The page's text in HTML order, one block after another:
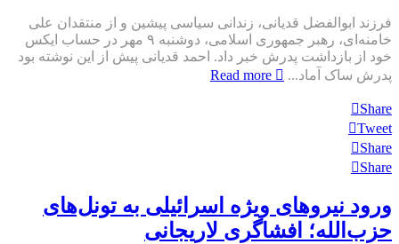
فرزند ابوالفضل قدیانی، زندانی سیاسی پیشین و از منتقدان علی
خامنه‌ای، رهبر جمهوری اسلامی، دوشنبه ۹ مهر در حساب ایکس
خود از بازداشت پدرش خبر داد. احمد قدیانی پیش از این نوشته بود
پدرش ساک آماد...
Read more
Share
Tweet
Share
Share
ورود نیروهای ویژه اسرائیلی به تونل‌های
حزب‌الله؛ افشاگری لاریجانی